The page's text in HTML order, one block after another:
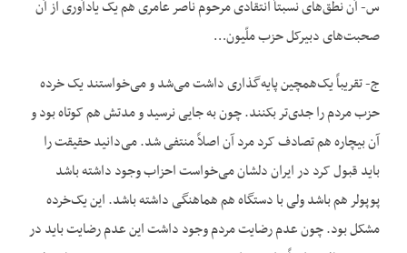
س- آن نطق‌های نسبتاً انتقادی مرحوم ناصر عامری هم یک یادآوری از آن
صحبت‌های دبیرکل حزب ملّیون…
ج- تقریباً یک‌همچین پایه‌گذاری داشت می‌شد و می‌خواستند یک خرده
حزب مردم را جدی‌تر بکنند. چون به جایی نرسید و مدتش هم کوتاه بود و
آن‌ بیچاره‌ هم تصادف کرد مرد آن اصلاً منتفی شد. می‌دانید حقیقت را
باید قبول کرد در ایران دلشان می‌خواست احزاب وجود داشته باشد
پوپولر هم باشد ولی با دستگاه هم هماهنگی داشته باشد. این یک‌خرده
مشکل بود. چون عدم رضایت مردم وجود داشت این عدم رضایت باید در